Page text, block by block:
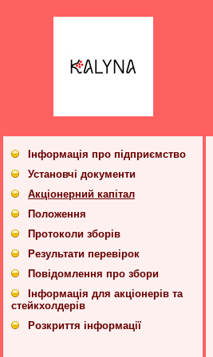
Інформація про підприємство
Установчі документи
Акціонерний капітал
Положення
Протоколи зборів
Результати перевірок
Повідомлення про збори
Інформація для акціонерів та
стейкхолдерів
Розкриття інформації